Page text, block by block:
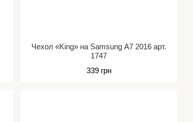
Чехол «King» на Samsung A7 2016 арт.
1747
339 грн